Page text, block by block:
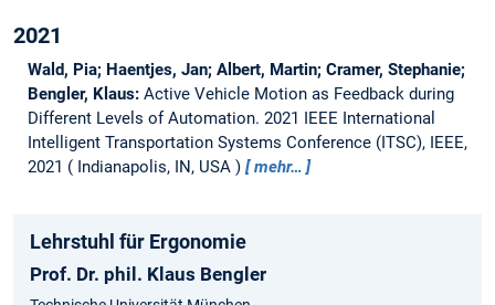
2021
Wald, Pia; Haentjes, Jan; Albert, Martin; Cramer, Stephanie;
Bengler, Klaus: Active Vehicle Motion as Feedback during
Different Levels of Automation. 2021 IEEE International
Intelligent Transportation Systems Conference (ITSC), IEEE,
2021
Indianapolis, IN, USA mehr…
Lehrstuhl für Ergonomie
Prof. Dr. phil. Klaus Bengler